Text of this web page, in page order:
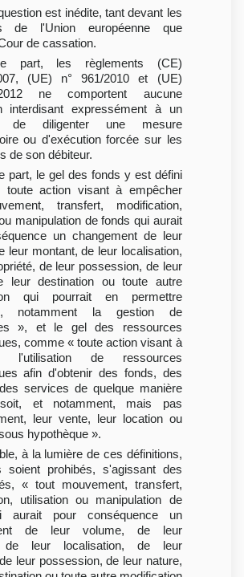
est inédite, tant devant les
de l'Union européenne que
de cassation.
part, les règlements (CE)
(UE) n° 961/2010 et (UE)
ne comportent aucune
interdisant expressément à un
de diligenter une mesure
ou d'exécution forcée sur les
de son débiteur.
part, le gel des fonds y est défini
toute action visant à empêcher
transfert, modification,
manipulation de fonds qui aurait
un changement de leur
leur montant, de leur localisation,
de leur possession, de leur
leur destination ou toute autre
qui pourrait en permettre
notamment la gestion de
», et le gel des ressources
comme « toute action visant à
l'utilisation de ressources
afin d'obtenir des fonds, des
services de quelque manière
et notamment, mais pas
leur vente, leur location ou
hypothèque ».
à la lumière de ces définitions,
soient prohibés, s'agissant des
« tout mouvement, transfert,
utilisation ou manipulation de
aurait pour conséquence un
de leur volume, de leur
de leur localisation, de leur
leur possession, de leur nature,